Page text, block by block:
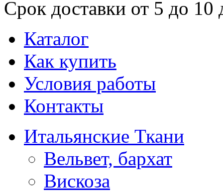
Срок доставки от 5 до 10
Каталог
Как купить
Условия работы
Контакты
Итальянские Ткани
Вельвет, бархат
Вискоза